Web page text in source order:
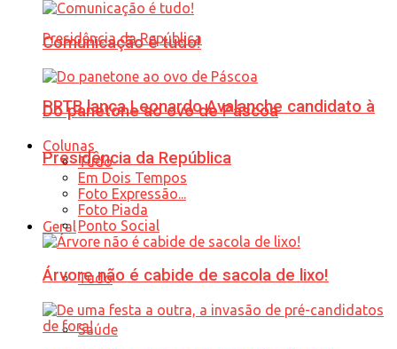
PRTB lança Leonardo Avalanche candidato à
Presidência da República
Geral
Tudo
Saúde
Comunicação é tudo!
Do panetone ao ovo de Páscoa
Colunas
Tudo
Em Dois Tempos
Foto Expressão...
Foto Piada
Ponto Social
Árvore não é cabide de sacola de lixo!